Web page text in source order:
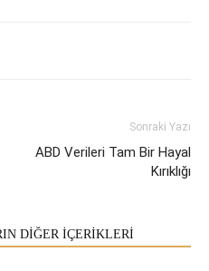
Sonraki Yazı
ABD Verileri Tam Bir Hayal
Kırıklığı
DİĞER İÇERİKLERİ